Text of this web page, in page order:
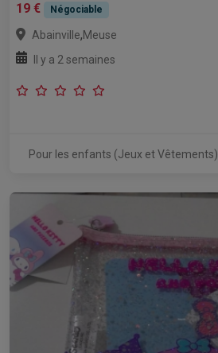
19 €
Négociable
Abainville,Meuse
Il y a 2 semaines
Pour les enfants (Jeux et Vêtements)